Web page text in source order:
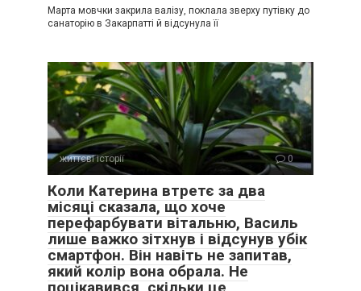
Марта мовчки закрила валізу, поклала зверху путівку до
санаторію в Закарпатті й відсунула її
життєві історії 0
Коли Катерина втретє за два
місяці сказала, що хоче
перефарбувати вітальню, Василь
лише важко зітхнув і відсунув убік
смартфон. Він навіть не запитав,
який колір вона обрала. Не